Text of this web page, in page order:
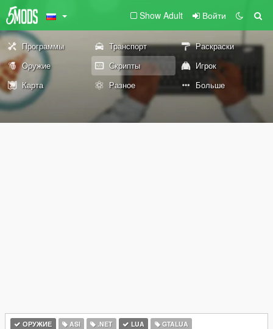
Show Adult Войти
Программы Транспорт
Раскраски
Оружие
Скрипты
Игрок
Карта
Разное Больше
ОРУЖИЕ ASI .NET LUA
GTALUA